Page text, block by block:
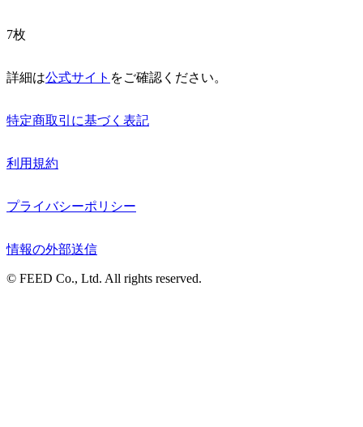
7枚
詳細は公式サイト をご確認ください。
特定商取引に基づく表記
利用規約
プライバシーポリシー
情報の外部送信
© FEED Co., Ltd. All rights reserved.